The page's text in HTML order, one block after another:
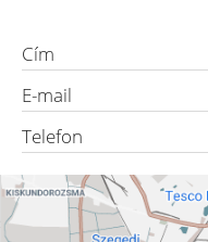
Cím
E-mail
Telefon